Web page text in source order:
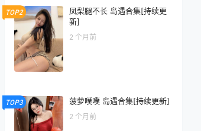
TOP2
凤梨腿不长 岛遇合集[持续更
新]
2 个月前
TOP3 菠萝噗噗 岛遇合集[持续更新]
2 个月前